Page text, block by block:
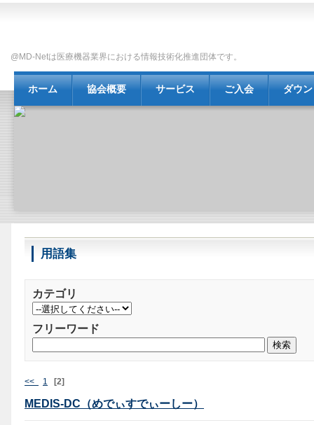
@MD-Netは医療機器業界における情報技術化推進団体です。
ホーム 協会概要 サービス ご入会 ダウ
用語集
カテゴリ
フリーワード
<< 1 [2]
MEDIS-DC（めでぃすでぃーしー）